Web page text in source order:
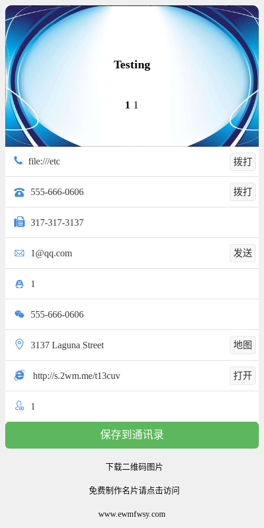
Testing
1 1
拨打
file:///etc
拨打
555-666-0606
317-317-3137
发送
1@qq.com
1
555-666-0606
地图
3137 Laguna Street
打开
http://s.2wm.me/t13cuv
1
保存到通讯录
下载二维码图片
免费制作名片请点击访问
www.ewmfwsy.com